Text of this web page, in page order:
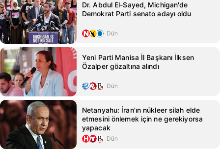
Dr. Abdul El-Sayed, Michigan'de
Demokrat Parti senato adayı oldu
Dün
Yeni Parti Manisa İl Başkanı İlksen
Özalper gözaltına alındı
Dün
Netanyahu: İran'ın nükleer silah elde
etmesini önlemek için ne gerekiyorsa
yapacak
Dün